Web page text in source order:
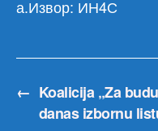
а.Извор: ИН4С
← Koalicija „Za
danas izbornu